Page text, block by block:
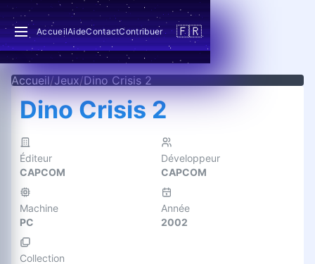
AccueilAideContactContribuer 🇫🇷
Accueil/Jeux/Dino Crisis 2
Dino Crisis 2
Éditeur
CAPCOM
Développeur
CAPCOM
Machine
PC
Année
2002
Collection